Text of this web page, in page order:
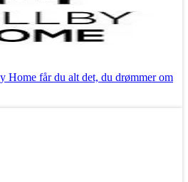
Home får du alt det, du drømmer om